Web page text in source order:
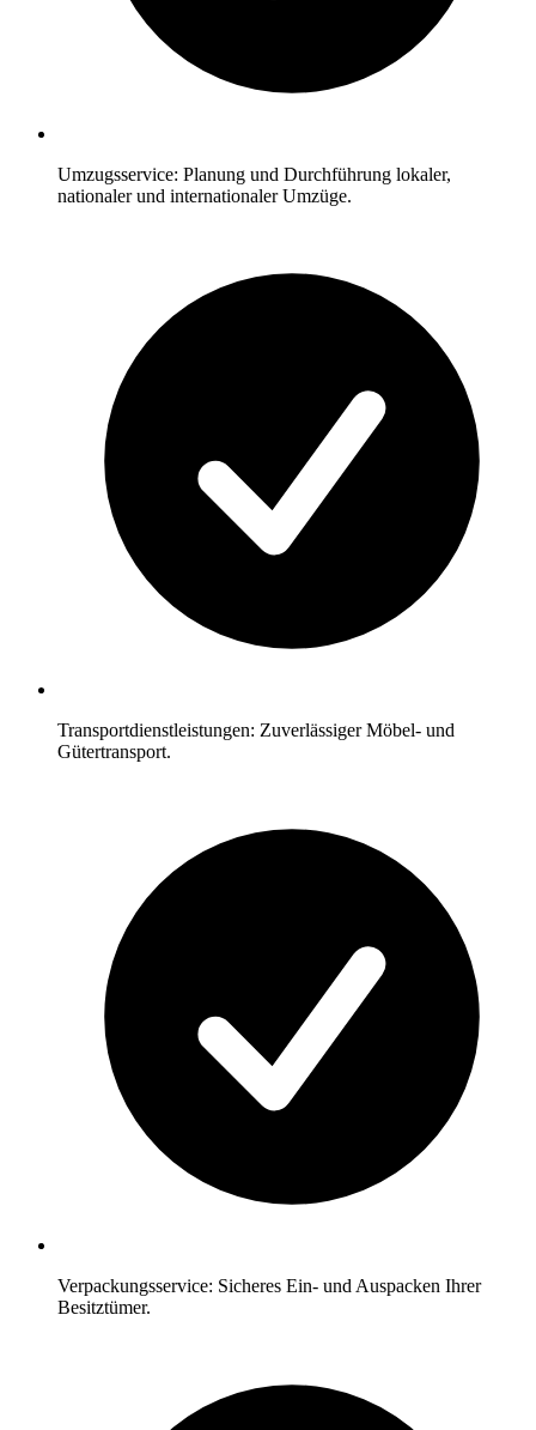
Umzugsservice: Planung und Durchführung lokaler,
nationaler und internationaler Umzüge.
Transportdienstleistungen: Zuverlässiger Möbel- und
Gütertransport.
Verpackungsservice: Sicheres Ein- und Auspacken Ihrer
Besitztümer.